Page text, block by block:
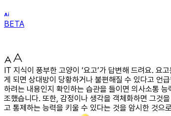
BETA
IT 지식이 풍부한 고양이 ‘요고’가 답변해 드려요. 요
게 되면 상대방이 당황하거나 불편해질 수 있다고 언
하려는 내용인지 확인하는 습관을 들이면 의사소통
조했습니다. 또한, 감정이나 생각을 객체화하면 그것
고 통제하는 능력을 키울 수 있다는 것을 암시한 것으